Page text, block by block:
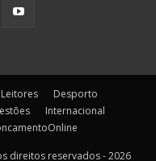
Desporto
Internacional
direitos reservados - 2026